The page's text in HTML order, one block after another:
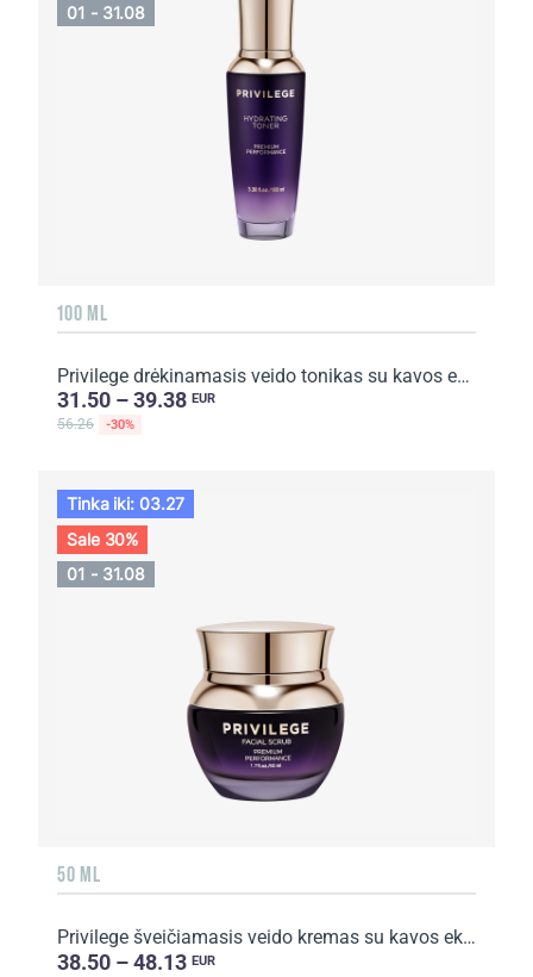
01 - 31.08
100 ML
Privilege drėkinamasis veido tonikas su kavos ekstraktu ir aliejumi
31.50 – 39.38 EUR
56.26 -30%
Tinka iki: 03.27
Sale 30%
01 - 31.08
50 ML
Privilege šveičiamasis veido kremas su kavos ekstraktu ir aliejumi
38.50 – 48.13 EUR